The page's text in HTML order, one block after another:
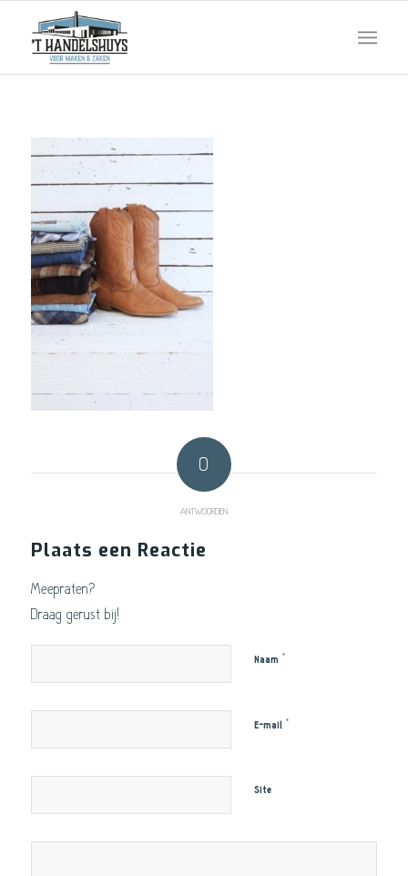
0
ANTWOORDEN
Plaats een Reactie
Meepraten?
Draag gerust bij!
Naam *
E-mail *
Site